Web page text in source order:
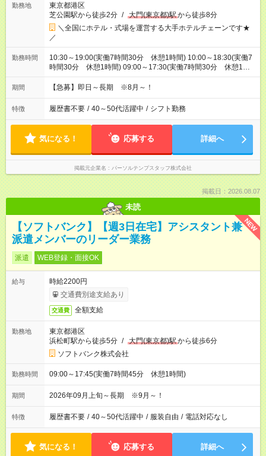
勤務地
東京都港区
芝公園駅から徒歩2分 / 大門(東京都)駅から徒歩8分
＼全国にホテル・式場を運営する大手ホテルチェーンです★
／
勤務時間
10:30～19:00(実働7時間30分 休憩1時間) 10:00～18:30(実働7
時間30分 休憩1時間) 09:00～17:30(実働7時間30分 休憩1時
間) ※9:00～20:30の中で実働7.5時間のシフト制です。
期間 【急募】即日～長期 ※8月～！
特徴 履歴書不要 / 40～50代活躍中 / シフト勤務
気になる！ 応募する 詳細へ
掲載元企業名 パーソルテンプスタッフ株式会社
掲載日：2026.08.07
未読
NEW
【ソフトバンク】【週3日在宅】アシスタント兼
派遣メンバーのリーダー業務
派遣 WEB登録・面接OK
給与
時給2200円
交通費別途支給あり
交通費 全額支給
勤務地
東京都港区
浜松町駅から徒歩5分 / 大門(東京都)駅から徒歩6分
ソフトバンク株式会社
勤務時間 09:00～17:45(実働7時間45分 休憩1時間)
期間 2026年09月上旬～長期 ※9月～！
特徴 履歴書不要 / 40～50代活躍中 / 服装自由 / 電話対応なし
気になる！ 応募する 詳細へ